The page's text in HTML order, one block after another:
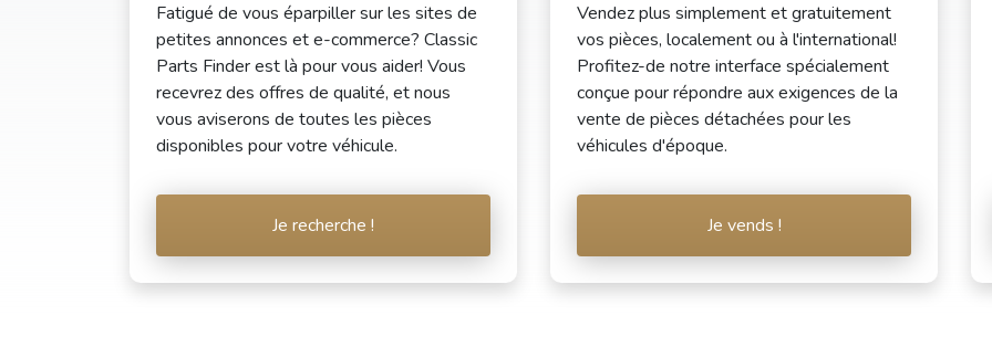
Fatigué de vous éparpiller sur les sites de
petites annonces et e-commerce? Classic
Parts Finder est là pour vous aider! Vous
recevrez des offres de qualité, et nous
vous aviserons de toutes les pièces
disponibles pour votre véhicule.
Je recherche !
Vendez plus simplement et gratuitement
vos pièces, localement ou à l'international!
Profitez-de notre interface spécialement
conçue pour répondre aux exigences de la
vente de pièces détachées pour les
véhicules d'époque.
Je vends !